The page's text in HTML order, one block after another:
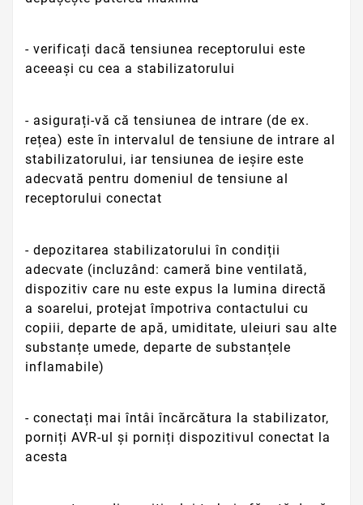
- verificați dacă tensiunea receptorului este
aceeași cu cea a stabilizatorului
- asigurați-vă că tensiunea de intrare (de ex.
rețea) este în intervalul de tensiune de intrare al
stabilizatorului, iar tensiunea de ieșire este
adecvată pentru domeniul de tensiune al
receptorului conectat
- depozitarea stabilizatorului în condiții
adecvate (incluzând: cameră bine ventilată,
dispozitiv care nu este expus la lumina directă
a soarelui, protejat împotriva contactului cu
copiii, departe de apă, umiditate, uleiuri sau alte
substanțe umede, departe de substanțele
inflamabile)
- conectați mai întâi încărcătura la stabilizator,
porniți AVR-ul și porniți dispozitivul conectat la
acesta